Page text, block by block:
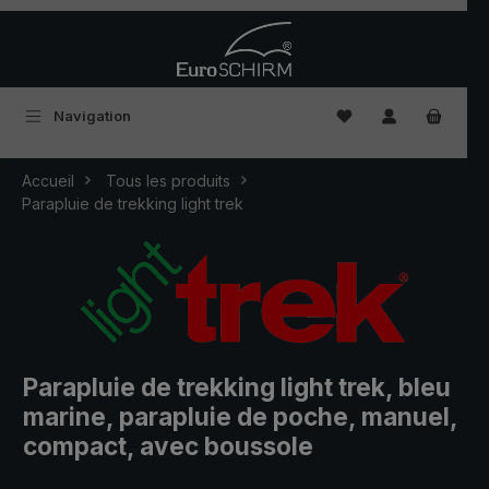
Navigation Vous avez 0
Accueil
Tous les produits
Parapluie de trekking light trek
Parapluie de trekking light trek, bleu
marine, parapluie de poche, manuel,
compact, avec boussole